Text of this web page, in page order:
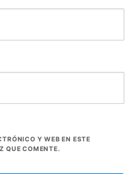
Y WEB EN ESTE
QUE COMENTE.